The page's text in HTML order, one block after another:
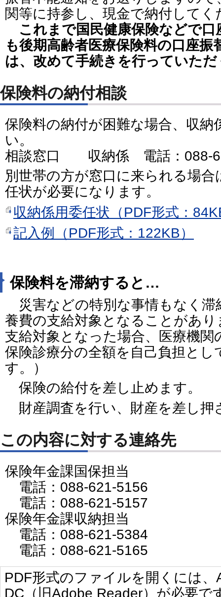
関等に持参し、現金で納付してく
これまで国民健康保険などで口
も後期高齢者医療保険料の口座振
は、改めて手続きを行っていた
保険料の納付相談
保険料の納付が困難な場合、収納
い。
相談窓口 収納係 電話：088-
別世帯の方が窓口に来られる場
任状が必要になります。
収納係用委任状（PDF形式：
記入例（PDF形式：122KB）
保険料を滞納すると…
災害などの特別な事情もなく滞
養費の支給対象となることがあ
支給対象となった場合、医療機
保険診療分の全額を自己負担と
す。）
保険の給付を差し止めます。
財産調査を行い、財産を差し押
この内容に対する連絡先
保険年金課国保担当
電話：088-621-5156
電話：088-621-5157
保険年金課収納担当
電話：088-621-5384
電話：088-621-5165
PDF形式のファイルを開くには
DC（旧Adobe Reader）が必要で